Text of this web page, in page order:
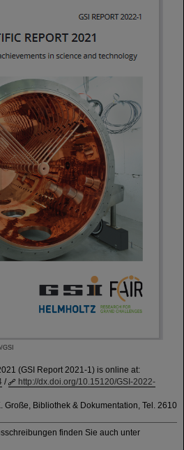
(GSI Report 2021-1) is online at:
/
http://dx.doi.org/10.15120/GSI-2022-
Große, Bibliothek & Dokumentation, Tel. 2610
finden Sie auch unter